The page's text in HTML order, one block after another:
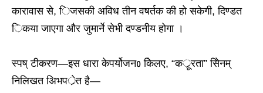
कारावास से, िजसकी अविध तीन वषर्तक की हो सकेगी, दिण्डत
िकया जाएगा और जुमार्ने सेभी दण्डनीय होगा ।
स्पष् टीकरण—इस धारा केपर्योजनᲂ केिलए, “कर्ूरता” सेिनम्
निलिखत अिभपर्ेत है—